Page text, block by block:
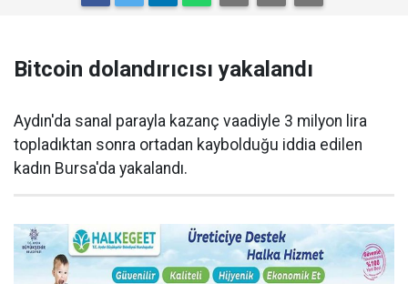
Bitcoin dolandırıcısı yakalandı
Aydın'da sanal parayla kazanç vaadiyle 3 milyon lira
topladıktan sonra ortadan kaybolduğu iddia edilen
kadın Bursa'da yakalandı.